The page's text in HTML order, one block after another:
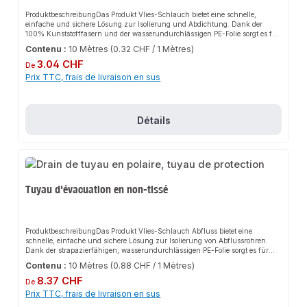
ProduktbeschreibungDas Produkt Vlies-Schlauch bietet eine schnelle,
einfache und sichere Lösung zur Isolierung und Abdichtung. Dank der
100% Kunststofffasern und der wasserundurchlässigen PE-Folie sorgt es für
perfekten Halt und passt sich flexibel an verschiedene Installationsbereiche
an. Das robuste Design und die einfache Montage machen dieses Produkt zu
einer zuverlässigen Wahl für jede Installation.EigenschaftenHergestellt aus
FolieChemisch neutral und FCKW-freiSchützt vor Feuchtigkeit und
unverrottbarAnwendungsbereicheSanitärinstallationenHeizungsanlagenInd
Anschluss.
Contenu : 10 Mètres (0.32 CHF / 1 Mètres)
Prix régulier :
De3.04 CHF
Prix TTC, frais de livraison en sus
Détails
Tuyau d'évacuation en non-tissé
ProduktbeschreibungDas Produkt Vlies-Schlauch Abfluss bietet eine
schnelle, einfache und sichere Lösung zur Isolierung von Abflussrohren.
Dank der strapazierfähigen, wasserundurchlässigen PE-Folie sorgt es für
perfekten Halt und passt sich flexibel an verschiedene Rohrsysteme an. Das
robuste Design und die einfache Montage machen dieses Produkt zu einer
zuverlässigen Wahl für jede Installation.EigenschaftenHergestellt aus 100%
KunststofffasernKaschiert mit PE-FolieChemisch neutral und FCKW-frei4
mm Vlies zur GeräuschdämmungAlterungsbeständig und
Contenu : 10 Mètres (0.88 CHF / 1 Mètres)
Prix régulier :
De 8.37 CHF
Prix TTC, frais de livraison en sus